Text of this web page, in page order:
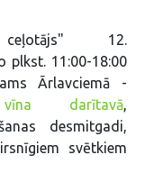
12.
plkst. 11:00-18:00
Ārlavciemā -
darītavā,
desmitgadi,
svētkiem